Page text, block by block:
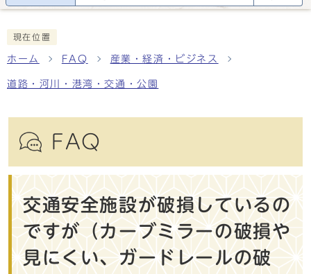
現在位置
ホーム FAQ 産業・経済・ビジネス
道路・河川・港湾・交通・公園
FAQ
交通安全施設が破損しているの
ですが（カーブミラーの破損や
見にくい、ガードレールの破